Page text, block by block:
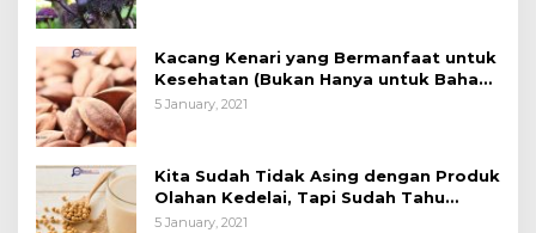
Kacang Kenari yang Bermanfaat untuk
Kesehatan (Bukan Hanya untuk Bahan
Kue)
5 January, 2021
Kita Sudah Tidak Asing dengan Produk
Olahan Kedelai, Tapi Sudah Tahu
Manfaatnya untuk Kesehatan?
5 January, 2021